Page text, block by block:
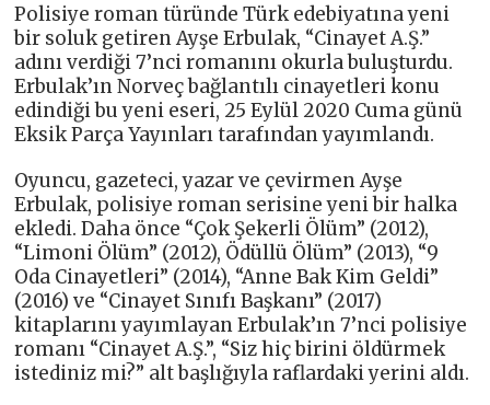
Polisiye roman türünde Türk edebiyatına yeni
bir soluk getiren Ayşe Erbulak, “Cinayet A.Ş.”
adını verdiği 7’nci romanını okurla buluşturdu.
Erbulak’ın Norveç bağlantılı cinayetleri konu
edindiği bu yeni eseri, 25 Eylül 2020 Cuma günü
Eksik Parça Yayınları tarafından yayımlandı.
Oyuncu, gazeteci, yazar ve çevirmen Ayşe
Erbulak, polisiye roman serisine yeni bir halka
ekledi. Daha önce “Çok Şekerli Ölüm” (2012),
“Limoni Ölüm” (2012), Ödüllü Ölüm” (2013), “9
Oda Cinayetleri” (2014), “Anne Bak Kim Geldi”
(2016) ve “Cinayet Sınıfı Başkanı” (2017)
kitaplarını yayımlayan Erbulak’ın 7’nci polisiye
romanı “Cinayet A.Ş.”, “Siz hiç birini öldürmek
istediniz mi?” alt başlığıyla raflardaki yerini aldı.